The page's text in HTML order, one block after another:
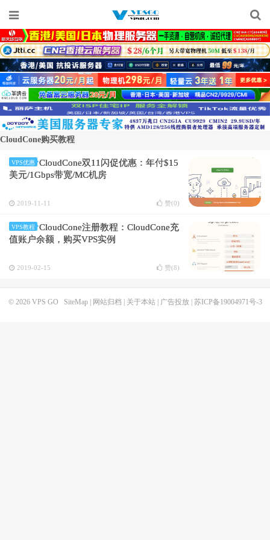
CloudCone购买教程
VPS优惠
CloudCone双11闪促优惠：年付$15
美元/1Gbps带宽/MC机房
2019-11-11 赞(0)
VPS教程
CloudCone注册教程：CloudCone充
值账户余额，购买VPS实例
2019-02-15 赞(8)
© 2026 VPS GO SiteMap| 网站归档 | 关于本站| 广告投放| 苏ICP备19004971号-3